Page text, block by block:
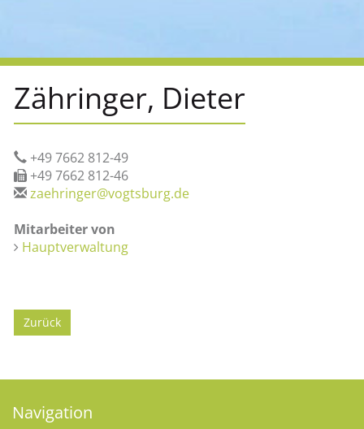
Zähringer, Dieter
+49 7662 812-49
+49 7662 812-46
zaehringer@vogtsburg.de
Mitarbeiter von
Hauptverwaltung
Zurück
Navigation